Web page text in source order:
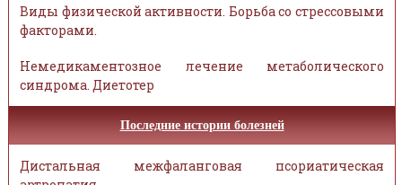
Виды физической активности. Борьба со стрессовыми
факторами.
Немедикаментозное лечение метаболического
синдрома. Диетотер
Последние истории болезней
Дистальная межфаланговая псориатическая